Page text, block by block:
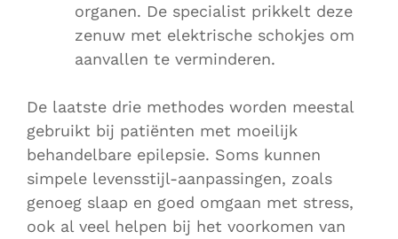
organen. De specialist prikkelt deze
zenuw met elektrische schokjes om
aanvallen te verminderen.
De laatste drie methodes worden meestal
gebruikt bij patiënten met moeilijk
behandelbare epilepsie. Soms kunnen
simpele levensstijl-aanpassingen, zoals
genoeg slaap en goed omgaan met stress,
ook al veel helpen bij het voorkomen van